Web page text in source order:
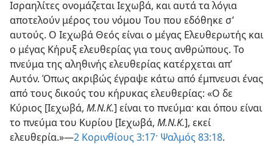
Ισραηλίτες ονομάζεται Ιεχωβά, και αυτά τα λόγια
αποτελούν μέρος του νόμου Του που εδόθηκε σ’
αυτούς. Ο Ιεχωβά Θεός είναι ο μέγας Ελευθερωτής και
ο μέγας Κήρυξ ελευθερίας για τους ανθρώπους. Το
πνεύμα της αληθινής ελευθερίας κατέρχεται απ’
Αυτόν. Όπως ακριβώς έγραψε κάτω από έμπνευσι ένας
από τους δικούς του κήρυκας ελευθερίας: «Ο δε
Κύριος [Ιεχωβά, Μ.Ν.Κ.] είναι το πνεύμα· και όπου είναι
το πνεύμα του Κυρίου [Ιεχωβά, Μ.Ν.Κ.], εκεί
ελευθερία.»—2 Κορινθίους 3:17· Ψαλμός 83:18.